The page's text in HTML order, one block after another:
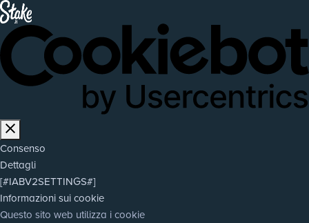
Consenso
Dettagli
[#IABV2SETTINGS#]
Informazioni sui cookie
Questo sito web utilizza i cookie